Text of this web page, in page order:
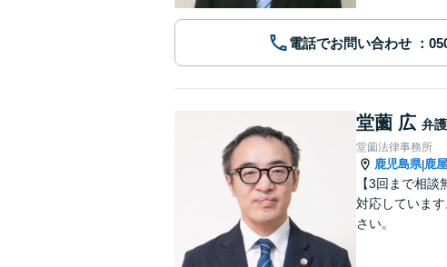
電話でお問い合わせ
堂薗 広 弁
堂薗法律事務所
鹿児島県|鹿
【3回まで相
対応していま
さい。